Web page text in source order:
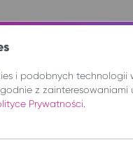
i podobnych technologii
z
Prywatności